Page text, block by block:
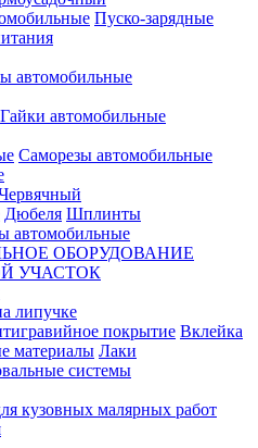
Пуско-зарядные
автомобильные
Гайки автомобильные
Саморезы автомобильные
Дюбеля Шплинты
автомобильные
ОБОРУДОВАНИЕ
УЧАСТОК
липучке
покрытие Вклейка
материалы Лаки
системы
кузовных малярных работ